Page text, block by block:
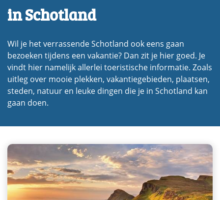
menu
Eilanden
dropdown
dropdown
menu
Meren
dropdown
menu
Rondreizen
dropdown
Blogs
in Schotland
Wil je het verrassende Schotland ook eens gaan
bezoeken tijdens een vakantie? Dan zit je hier goed. Je
vindt hier namelijk allerlei toeristische informatie. Zoals
uitleg over mooie plekken, vakantiegebieden, plaatsen,
steden, natuur en leuke dingen die je in Schotland kan
gaan doen.